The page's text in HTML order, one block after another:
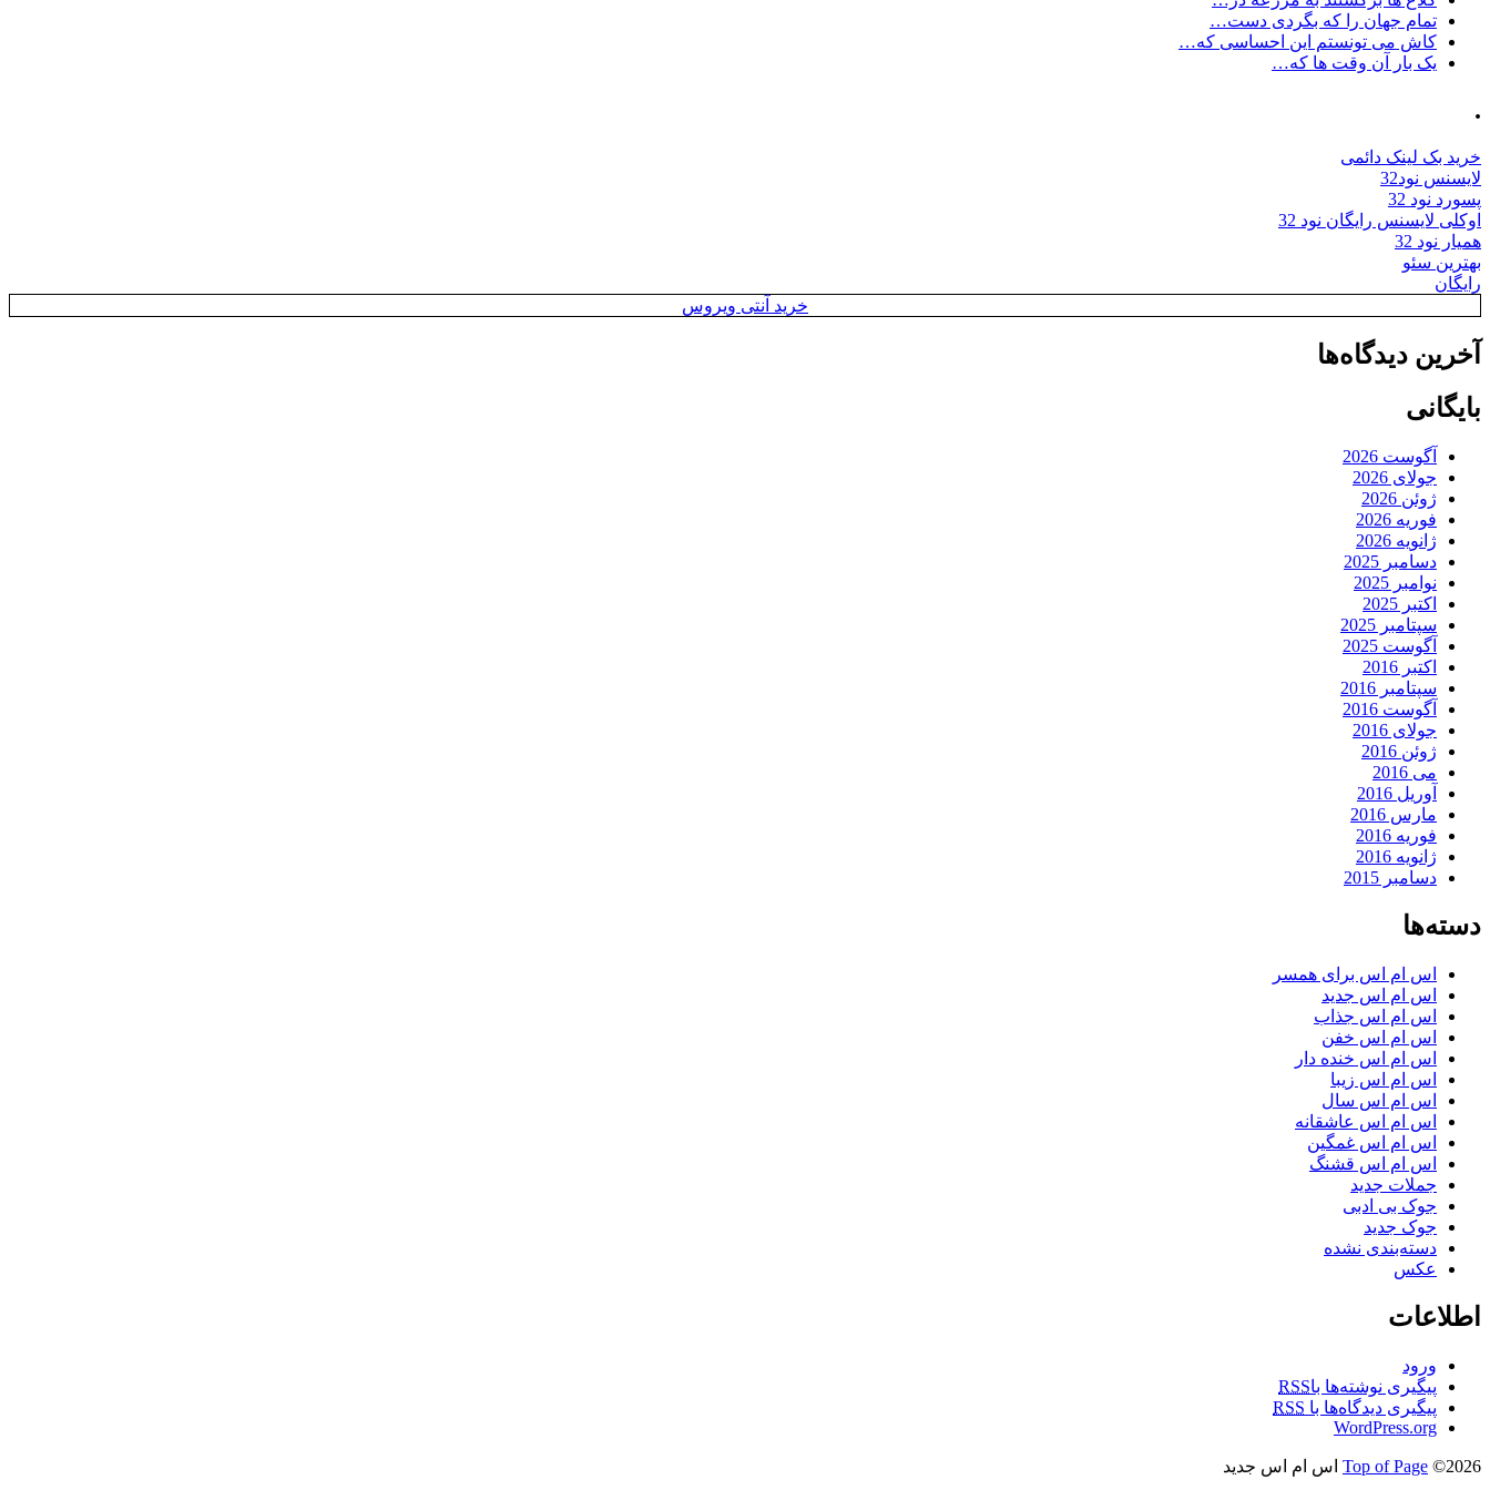
تمام جهان را که بگردی دست…
کاش می تونستم این احساسی که…
یک بار آن وقت ها که…
.
خرید بک لینک دائمی
لایسنس نود32
پسورد نود 32
اوکلی لایسنس رایگان نود 32
همیار نود 32
بهترین سئو
رایگان
خرید آنتی ویروس
آخرین دیدگاه‌ها
بایگانی
آگوست 2026
جولای 2026
ژوئن 2026
فوریه 2026
ژانویه 2026
دسامبر 2025
نوامبر 2025
اکتبر 2025
سپتامبر 2025
آگوست 2025
اکتبر 2016
سپتامبر 2016
آگوست 2016
جولای 2016
ژوئن 2016
می 2016
آوریل 2016
مارس 2016
فوریه 2016
ژانویه 2016
دسامبر 2015
دسته‌ها
اس ام اس برای همسر
اس ام اس جدید
اس ام اس جذاب
اس ام اس خفن
اس ام اس خنده دار
اس ام اس زیبا
اس ام اس سال
اس ام اس عاشقانه
اس ام اس غمگین
اس ام اس قشنگ
جملات جدید
جوک بی ادبی
جوک جدید
دسته‌بندی نشده
عکس
اطلاعات
ورود
پیگیری نوشته‌ها باRSS
پیگیری دیدگاه‌ها با RSS
WordPress.org
Top of Page ©2026 اس ام اس جدید